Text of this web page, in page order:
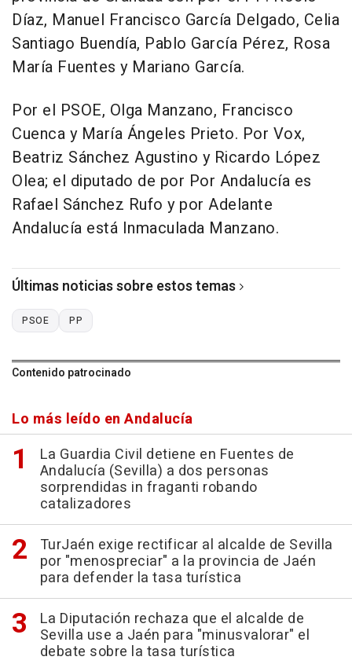
Díaz, Manuel Francisco García Delgado, Celia
Santiago Buendía, Pablo García Pérez, Rosa
María Fuentes y Mariano García.
Por el PSOE, Olga Manzano, Francisco
Cuenca y María Ángeles Prieto. Por Vox,
Beatriz Sánchez Agustino y Ricardo López
Olea; el diputado de por Por Andalucía es
Rafael Sánchez Rufo y por Adelante
Andalucía está Inmaculada Manzano.
Últimas noticias sobre estos temas
PSOE PP
Contenido patrocinado
Lo más leído en Andalucía
La Guardia Civil detiene en Fuentes de
Andalucía (Sevilla) a dos personas
sorprendidas in fraganti robando
catalizadores
TurJaén exige rectificar al alcalde de Sevilla
por "menospreciar" a la provincia de Jaén
para defender la tasa turística
La Diputación rechaza que el alcalde de
Sevilla use a Jaén para "minusvalorar" el
debate sobre la tasa turística